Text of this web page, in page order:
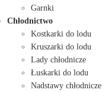
Garnki
Chłodnictwo
Kostkarki do lodu
Kruszarki do lodu
Lady chłodnicze
Łuskarki do lodu
Nadstawy chłodnicze